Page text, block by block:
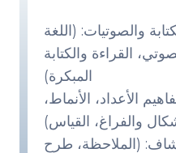
والصوتيات: (اللغة
القراءة والكتابة
المبكرة)
الأعداد، الأنماط،
والفراغ، القياس)
(الملاحظة، طرح